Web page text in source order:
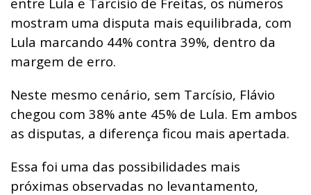
mostram uma disputa mais equilibrada, com
Lula marcando 44% contra 39%, dentro da
margem de erro.
Neste mesmo cenário, sem Tarcísio, Flávio
chegou com 38% ante 45% de Lula. Em ambos
as disputas, a diferença ficou mais apertada.
Essa foi uma das possibilidades mais
próximas observadas no levantamento,